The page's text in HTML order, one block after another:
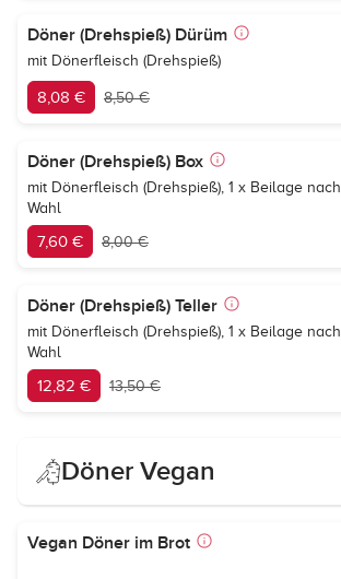
Döner (Drehspieß) Dürüm
mit Dönerfleisch (Drehspieß)
8,08 € 8,50 €
Döner (Drehspieß) Box
mit Dönerfleisch (Drehspieß), 1 x Beilage nach
Wahl
7,60 € 8,00 €
Döner (Drehspieß) Teller
mit Dönerfleisch (Drehspieß), 1 x Beilage nach
Wahl
12,82 € 13,50 €
Döner Vegan
Vegan Döner im Brot